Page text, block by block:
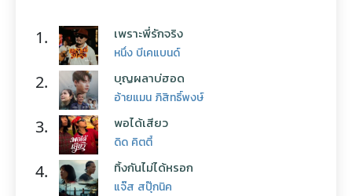
1. เพราะพี่รักจริง
หนึ่ง บีเคแบนด์
2. บุญผลาบ่ฮอด
อ้ายแมน ภิสิทธิ์พงษ์
3. พอได้เสียว
ดิด คิตตี้
4. ทิ้งกันไม่ได้หรอก
แจ๊ส สปุ๊กนิค